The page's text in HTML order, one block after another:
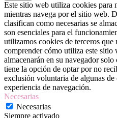
Este sitio web utiliza cookies para
mientras navega por el sitio web.
clasifican como necesarias se
son esenciales para el
utilizamos cookies de terceros que
comprender cómo utiliza este sitio
almacenarán en su navegador
tiene la opción de optar por no
exclusión voluntaria de algunas de
experiencia de navegación.
Necesarias
Necesarias
Siempre activado